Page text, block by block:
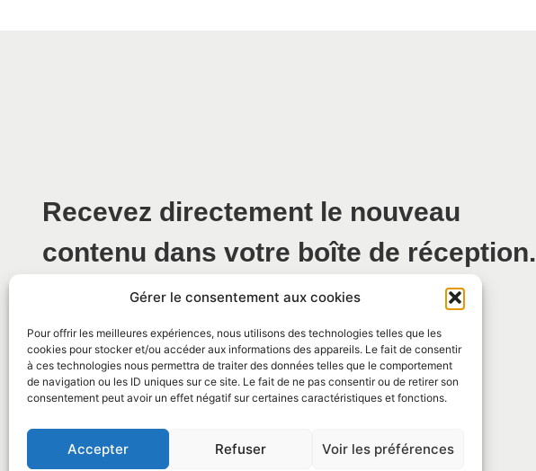
Gérer le consentement aux cookies
Pour offrir les meilleures expériences, nous utilisons des technologies telles que les
cookies pour stocker et/ou accéder aux informations des appareils. Le fait de consentir
à ces technologies nous permettra de traiter des données telles que le comportement
de navigation ou les ID uniques sur ce site. Le fait de ne pas consentir ou de retirer son
consentement peut avoir un effet négatif sur certaines caractéristiques et fonctions.
Accepter Refuser Voir les préférences
Recevez directement le nouveau
contenu dans votre boîte de réception.